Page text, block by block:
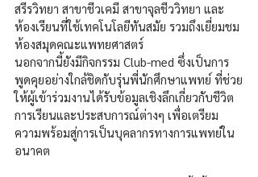
สรีรวิทยา สาขาชีวเคมี สาขาจุลชีววิทยา และ
ห้องเรียนที่ใช้เทคโนโลยีทันสมัย รวมถึงเยี่ยมชม
ห้องสมุดคณะแพทยศาสตร์
นอกจากนี้ยังมีกิจกรรม Club-med ซึ่งเป็นการ
พูดคุยอย่างใกล้ชิดกับรุ่นพี่นักศึกษาแพทย์ ที่ช่วย
ให้ผู้เข้าร่วมงานได้รับข้อมูลเชิงลึกเกี่ยวกับชีวิต
การเรียนและประสบการณ์ต่างๆ เพื่อเตรียม
ความพร้อมสู่การเป็นบุคลากรทางการแพทย์ใน
อนาคต